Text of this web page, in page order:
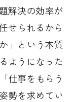
解決の効率が
せられるから
」という本質
ようになった
仕事をもらう
勢を求めてい